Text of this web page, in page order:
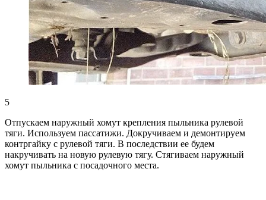
5
Отпускаем наружный хомут крепления пыльника рулевой
тяги. Используем пассатижи. Докручиваем и демонтируем
контргайку с рулевой тяги. В последствии ее будем
накручивать на новую рулевую тягу. Стягиваем наружный
хомут пыльника с посадочного места.